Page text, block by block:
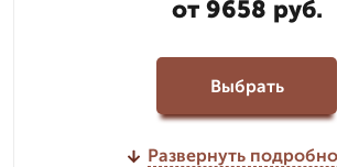
от 9658 руб.
Выбрать
Развернуть